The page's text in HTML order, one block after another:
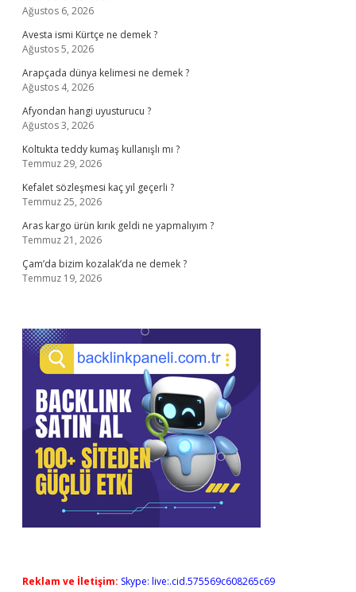
Ağustos 6, 2026
Avesta ismi Kürtçe ne demek ?
Ağustos 5, 2026
Arapçada dünya kelimesi ne demek ?
Ağustos 4, 2026
Afyondan hangi uyusturucu ?
Ağustos 3, 2026
Koltukta teddy kumaş kullanışlı mı ?
Temmuz 29, 2026
Kefalet sözleşmesi kaç yıl geçerli ?
Temmuz 25, 2026
Aras kargo ürün kırık geldi ne yapmalıyım ?
Temmuz 21, 2026
Çam’da bizim kozalak’da ne demek ?
Temmuz 19, 2026
Reklam ve İletişim: Skype: live:.cid.575569c608265c69